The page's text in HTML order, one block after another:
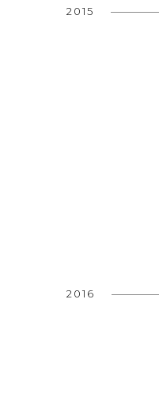
2015
2016